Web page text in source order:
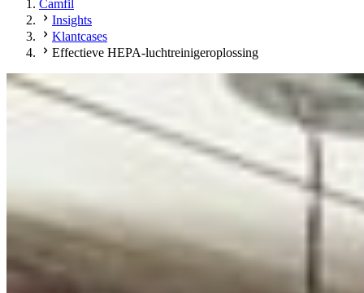
Camfil
Insights
Klantcases
Effectieve HEPA-luchtreinigeroplossing